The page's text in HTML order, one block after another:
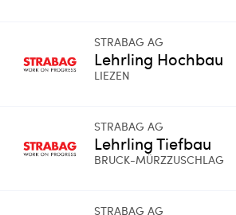
STRABAG AG
Lehrling Hochbau
LIEZEN
STRABAG AG
Lehrling Tiefbau
BRUCK-MÜRZZUSCHLAG
STRABAG AG